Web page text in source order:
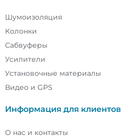
Шумоизоляция
Колонки
Сабвуферы
Усилители
Установочные материалы
Видео и GPS
Информация для клиентов
О нас и контакты